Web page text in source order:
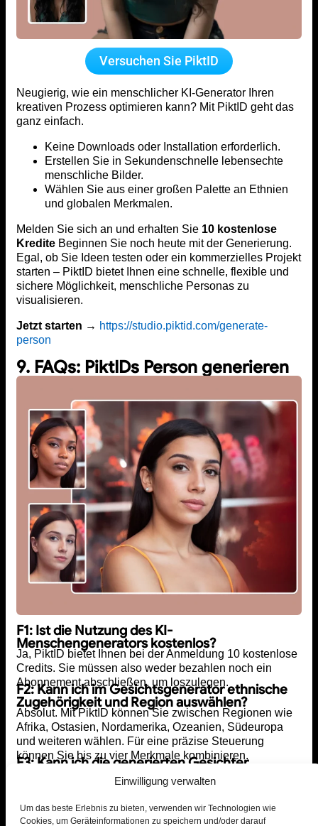
Einwilligung verwalten
Um das beste Erlebnis zu bieten, verwenden wir Technologien wie
Cookies, um Geräteinformationen zu speichern und/oder darauf
Versuchen Sie PiktID
Neugierig, wie ein menschlicher KI-Generator Ihren
kreativen Prozess optimieren kann? Mit PiktID geht das
ganz einfach.
Keine Downloads oder Installation erforderlich.
Erstellen Sie in Sekundenschnelle lebensechte
menschliche Bilder.
Wählen Sie aus einer großen Palette an Ethnien
und globalen Merkmalen.
Melden Sie sich an und erhalten Sie 10 kostenlose
Kredite Beginnen Sie noch heute mit der Generierung.
Egal, ob Sie Ideen testen oder ein kommerzielles Projekt
starten – PiktID bietet Ihnen eine schnelle, flexible und
sichere Möglichkeit, menschliche Personas zu
visualisieren.
Jetzt starten → https://studio.piktid.com/generate-
person
9. FAQs: PiktIDs Person generieren
F1: Ist die Nutzung des KI-
Menschengenerators kostenlos?
Ja, PiktID bietet Ihnen bei der Anmeldung 10 kostenlose
Credits. Sie müssen also weder bezahlen noch ein
Abonnement abschließen, um loszulegen.
F2: Kann ich im Gesichtsgenerator ethnische
Zugehörigkeit und Region auswählen?
Absolut. Mit PiktID können Sie zwischen Regionen wie
Afrika, Ostasien, Nordamerika, Ozeanien, Südeuropa
und weiteren wählen. Für eine präzise Steuerung
können Sie bis zu vier Merkmale kombinieren.
F3: Kann ich die generierten Gesichter
kommerziell nutzen?
Ja. Alle Ausgaben sind lizenzfrei und für die
allen Plattformen freigegeben.
F4: Ist das Hochladen meines Bildes sicher?